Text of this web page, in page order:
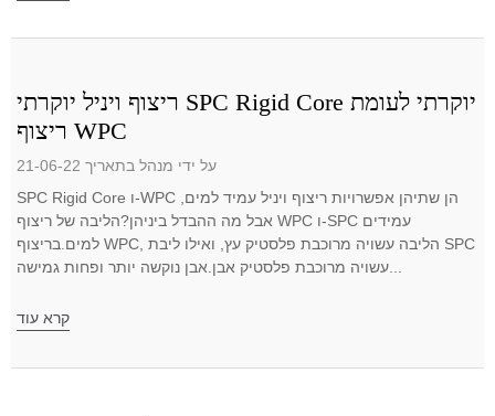
ריצוף ויניל יוקרתי SPC Rigid Core יוקרתי לעומת
ריצוף WPC
על ידי מנהל בתאריך 21-06-22
SPC Rigid Core ו-WPC הן שתיהן אפשרויות ריצוף ויניל עמיד למים,
אבל מה ההבדל ביניהן?הליבה של ריצוף WPC ו-SPC עמידים
למים.בריצוף WPC, הליבה עשויה מרוכבת פלסטיק עץ, ואילו ליבת SPC
קרא עוד